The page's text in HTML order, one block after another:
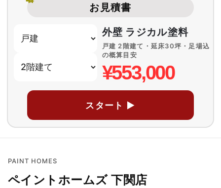
お見積書
外壁 ラジカル塗料
戸建 2階建て・延床30坪・足場込
の概算目安
¥553,000
スタート ▶
PAINT HOMES
ペイントホームズ 下関店